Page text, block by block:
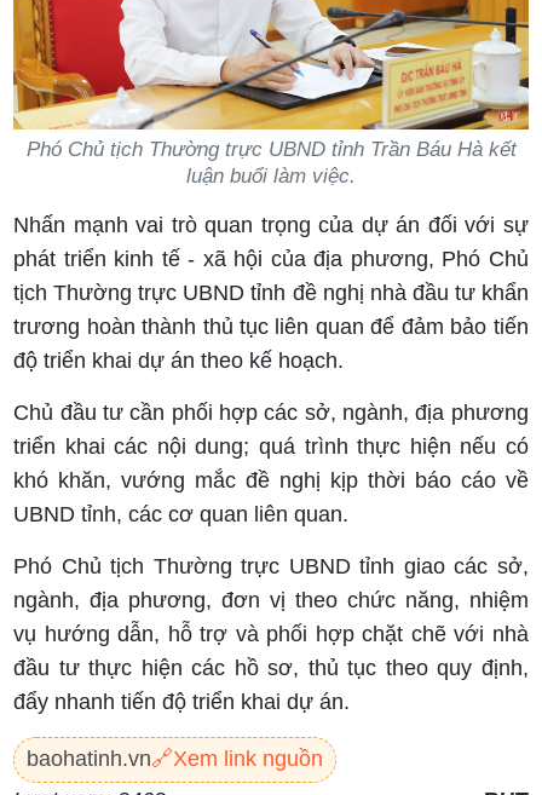
Phó Chủ tịch Thường trực UBND tỉnh Trần Báu Hà kết
luận buổi làm việc.
Nhấn mạnh vai trò quan trọng của dự án đối với sự
phát triển kinh tế - xã hội của địa phương, Phó Chủ
tịch Thường trực UBND tỉnh đề nghị nhà đầu tư khẩn
trương hoàn thành thủ tục liên quan để đảm bảo tiến
độ triển khai dự án theo kế hoạch.
Chủ đầu tư cần phối hợp các sở, ngành, địa phương
triển khai các nội dung; quá trình thực hiện nếu có
khó khăn, vướng mắc đề nghị kịp thời báo cáo về
UBND tỉnh, các cơ quan liên quan.
Phó Chủ tịch Thường trực UBND tỉnh giao các sở,
ngành, địa phương, đơn vị theo chức năng, nhiệm
vụ hướng dẫn, hỗ trợ và phối hợp chặt chẽ với nhà
đầu tư thực hiện các hồ sơ, thủ tục theo quy định,
đẩy nhanh tiến độ triển khai dự án.
baohatinh.vn🔗Xem link nguồn